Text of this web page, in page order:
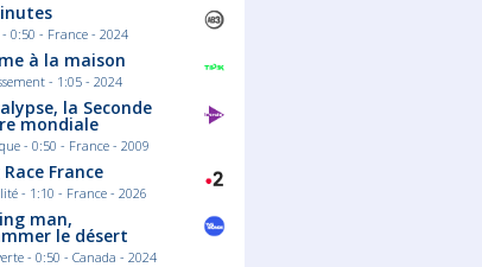
- 0:50 - France - 2024
à la maison
- 1:05 - 2024
la Seconde
mondiale
- 0:50 - France - 2009
France
- 1:10 - France - 2026
man,
le désert
- 0:50 - Canada - 2024